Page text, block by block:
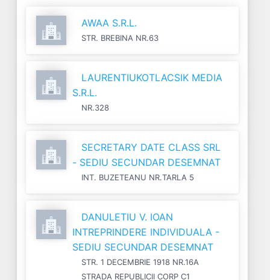
AWAA S.R.L.
STR. BREBINA NR.63
LAURENTIUKOTLACSIK MEDIA
S.R.L.
NR.328
SECRETARY DATE CLASS SRL
- SEDIU SECUNDAR DESEMNAT
INT. BUZETEANU NR.TARLA 5
DANULETIU V. IOAN
INTREPRINDERE INDIVIDUALA -
SEDIU SECUNDAR DESEMNAT
STR. 1 DECEMBRIE 1918 NR.16A
STRADA REPUBLICII CORP C1